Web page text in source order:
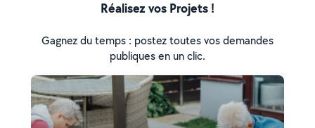
Réalisez vos Projets !
Gagnez du temps : postez toutes vos demandes
publiques en un clic.